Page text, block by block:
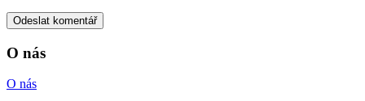
O nás
O nás